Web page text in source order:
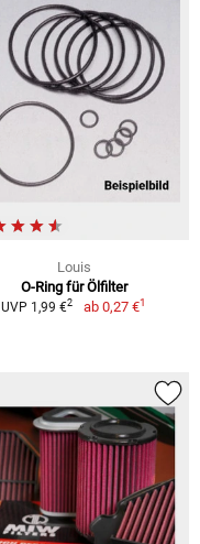
Louis
O-Ring für Ölfilter
UVP 1,99 €2 ab 0,27 €1